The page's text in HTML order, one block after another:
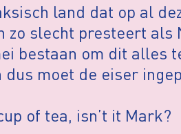
land dat op al
zo slecht presteert als
bestaan om dit alles
dus moet de eiser
of tea, isn’t it Mark?